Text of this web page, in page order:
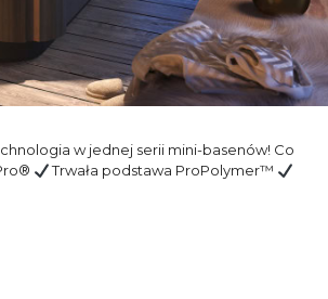
w jednej serii mini-basenów! Co
Trwała podstawa ProPolymer™